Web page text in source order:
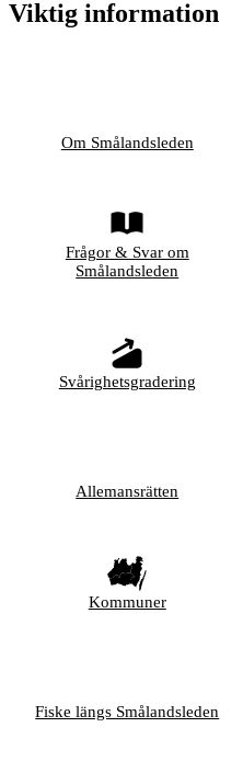
Viktig information
Om Smålandsleden
Frågor & Svar om
Smålandsleden
Svårighetsgradering
Allemansrätten
Kommuner
Fiske längs Smålandsleden